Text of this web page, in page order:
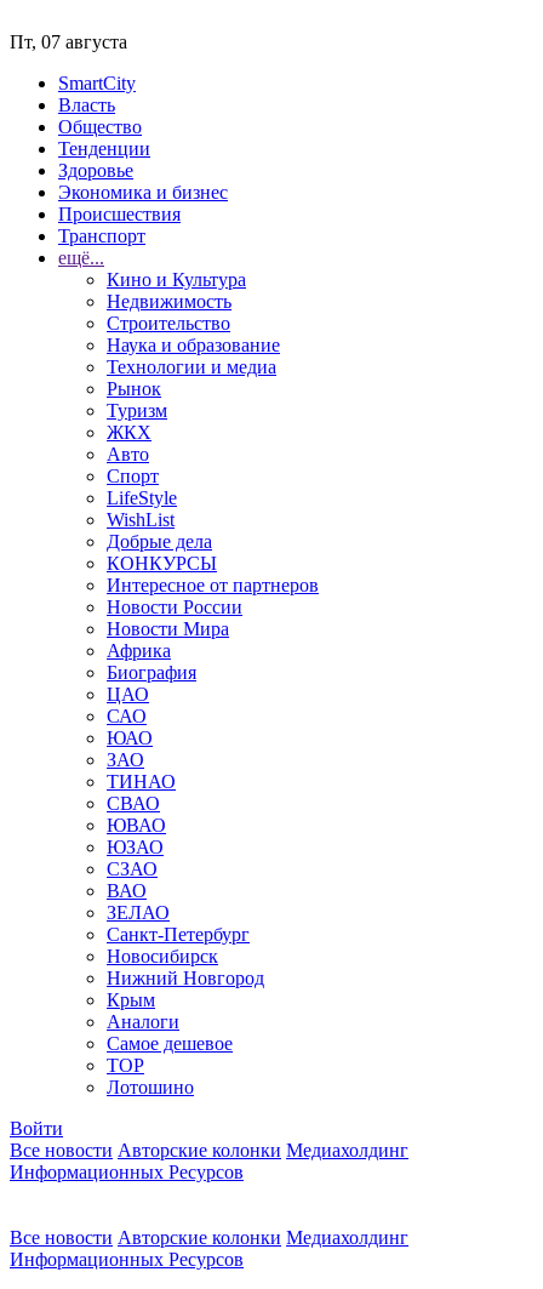
Пт, 07 августа
SmartCity
Власть
Общество
Тенденции
Здоровье
Экономика и бизнес
Происшествия
Транспорт
ещё...
Кино и Культура
Недвижимость
Строительство
Наука и образование
Технологии и медиа
Рынок
Туризм
ЖКХ
Авто
Спорт
LifeStyle
WishList
Добрые дела
КОНКУРСЫ
Интересное от партнеров
Новости России
Новости Мира
Африка
Биография
ЦАО
САО
ЮАО
ЗАО
ТИНАО
СВАО
ЮВАО
ЮЗАО
СЗАО
ВАО
ЗЕЛАО
Санкт-Петербург
Новосибирск
Нижний Новгород
Крым
Аналоги
Самое дешевое
TOP
Лотошино
Войти
Все новости Авторские колонки Медиахолдинг
Информационных Ресурсов
Все новости Авторские колонки Медиахолдинг
Информационных Ресурсов